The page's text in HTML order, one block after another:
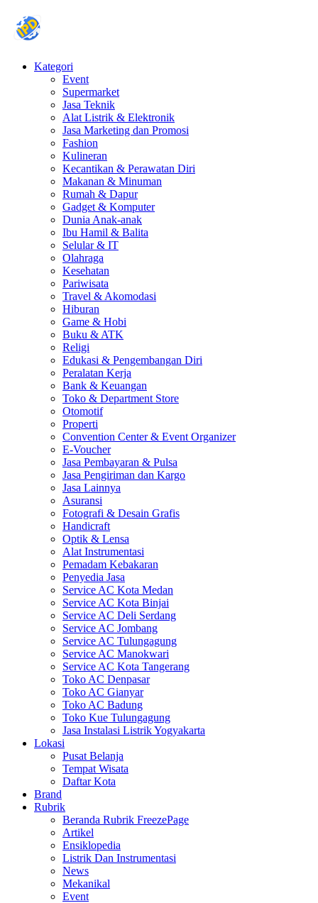
Kategori
Event
Supermarket
Jasa Teknik
Alat Listrik & Elektronik
Jasa Marketing dan Promosi
Fashion
Kulineran
Kecantikan & Perawatan Diri
Makanan & Minuman
Rumah & Dapur
Gadget & Komputer
Dunia Anak-anak
Ibu Hamil & Balita
Selular & IT
Olahraga
Kesehatan
Pariwisata
Travel & Akomodasi
Hiburan
Game & Hobi
Buku & ATK
Religi
Edukasi & Pengembangan Diri
Peralatan Kerja
Bank & Keuangan
Toko & Department Store
Otomotif
Properti
Convention Center & Event Organizer
E-Voucher
Jasa Pembayaran & Pulsa
Jasa Pengiriman dan Kargo
Jasa Lainnya
Asuransi
Fotografi & Desain Grafis
Handicraft
Optik & Lensa
Alat Instrumentasi
Pemadam Kebakaran
Penyedia Jasa
Service AC Kota Medan
Service AC Kota Binjai
Service AC Deli Serdang
Service AC Jombang
Service AC Tulungagung
Service AC Manokwari
Service AC Kota Tangerang
Toko AC Denpasar
Toko AC Gianyar
Toko AC Badung
Toko Kue Tulungagung
Jasa Instalasi Listrik Yogyakarta
Lokasi
Pusat Belanja
Tempat Wisata
Daftar Kota
Brand
Rubrik
Beranda Rubrik FreezePage
Artikel
Ensiklopedia
Listrik Dan Instrumentasi
News
Mekanikal
Event